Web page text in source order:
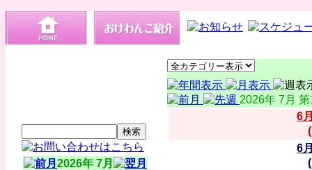
2026年 7月
2026年 7月
6
6